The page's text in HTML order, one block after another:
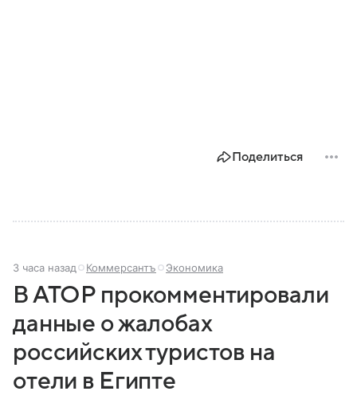
Поделиться
3 часа назад Коммерсантъ Экономика
В АТОР прокомментировали
данные о жалобах
российских туристов на
отели в Египте